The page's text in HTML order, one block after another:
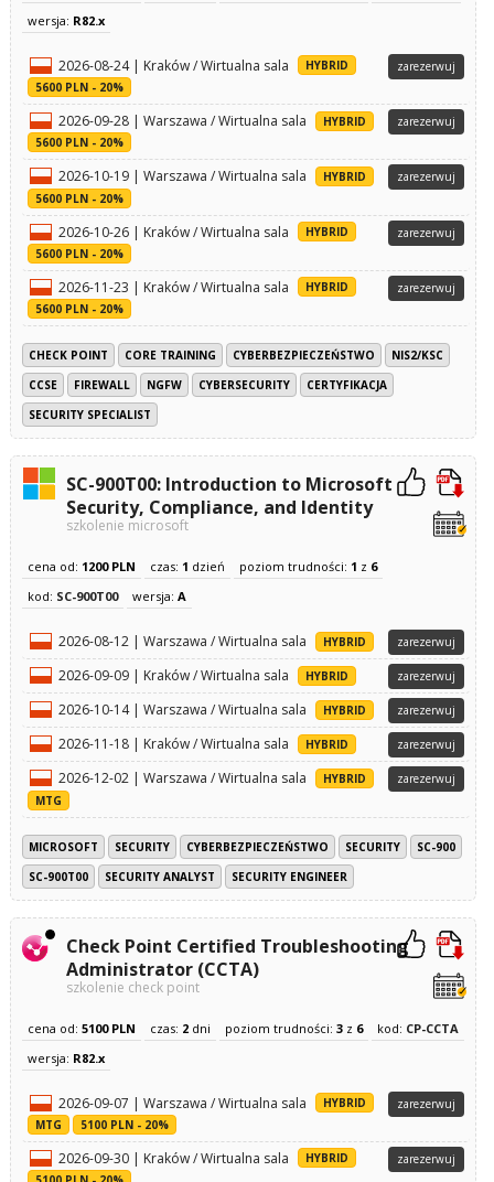
wersja: R82.x
2026-08-24 | Kraków / Wirtualna sala
HYBRID
5600 PLN - 20%
zarezerwuj
2026-09-28 | Warszawa / Wirtualna sala
HYBRID
5600 PLN - 20%
zarezerwuj
2026-10-19 | Warszawa / Wirtualna sala
HYBRID
5600 PLN - 20%
zarezerwuj
2026-10-26 | Kraków / Wirtualna sala
HYBRID
5600 PLN - 20%
zarezerwuj
2026-11-23 | Kraków / Wirtualna sala
HYBRID
5600 PLN - 20%
zarezerwuj
CHECK POINT CORE TRAINING CYBERBEZPIECZEŃSTWO
NIS2/KSC
CCSE
FIREWALL NGFW CYBERSECURITY
CERTYFIKACJA
SECURITY SPECIALIST
SC-900T00: Introduction to Microsoft
Security, Compliance, and Identity
szkolenie microsoft
cena od: 1200 PLN czas: 1 dzień poziom trudności: 1 z 6
kod: SC-900T00 wersja: A
2026-08-12 | Warszawa / Wirtualna sala HYBRID zarezerwuj
2026-09-09 | Kraków / Wirtualna sala HYBRID zarezerwuj
2026-10-14 | Warszawa / Wirtualna sala HYBRID zarezerwuj
2026-11-18 | Kraków / Wirtualna sala HYBRID zarezerwuj
2026-12-02 | Warszawa / Wirtualna sala
HYBRID
MTG
zarezerwuj
MICROSOFT SECURITY CYBERBEZPIECZEŃSTWO SECURITY
SC-900
SC-900T00
SECURITY ANALYST SECURITY ENGINEER
Check Point Certified Troubleshooting
Administrator (CCTA)
szkolenie check point
cena od: 5100 PLN czas: 2dni poziom trudności: 3z 6 kod: CP-CCTA
wersja: R82.x
2026-09-07 | Warszawa / Wirtualna sala
HYBRID
MTG
5100 PLN - 20%
zarezerwuj
2026-09-30 | Kraków / Wirtualna sala
HYBRID
zarezerwuj